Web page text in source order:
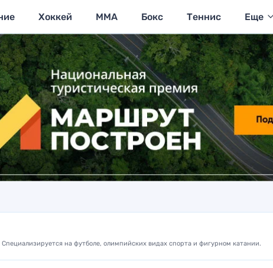
Хоккей MMA Бокс Теннис Еще
на футболе, олимпийских видах спорта и фигурном катании.